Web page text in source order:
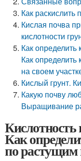
Как раскислить
Кислая почва
кислотности
Как определить
Как определить
на своем
Кислый грунт.
Какую почву
Выращивание
Как
по растущим